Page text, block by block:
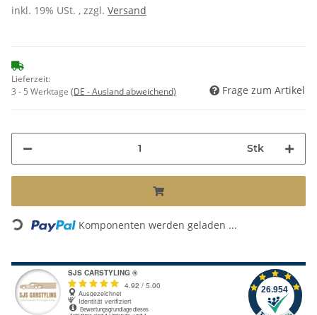
inkl. 19% USt. , zzgl. Versand
Lieferzeit:
3 - 5 Werktage (DE - Ausland abweichend) Frage zum Artikel
Stk
Loading... Komponenten werden geladen ...